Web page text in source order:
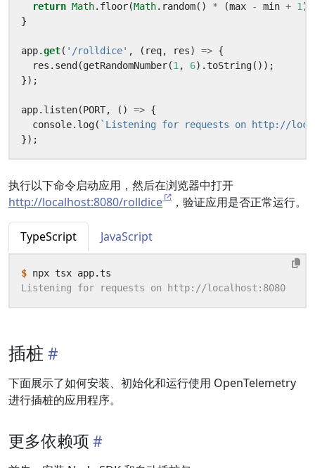
return Math. floor(Math. random() * (max - min + 1 )
}
app.get( '/rolldice' , ( req, res) => {
res . send (getRandomNumber(1 , 6).toString());
});
app. listen(PORT, () => {
console. log( `Listening for requests on http://
});
执行以下命令启动应用，然后在浏览器中打开
http://localhost:8080/rolldice
，验证应用是否正常运行。
TypeScript JavaScript
$
插桩
下面展示了如何安装、初始化和运行使用 OpenTelemetry
进行插桩的应用程序。
更多依赖项